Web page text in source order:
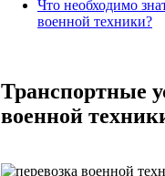
Что необходимо
военной техники?
Транспортные
военной